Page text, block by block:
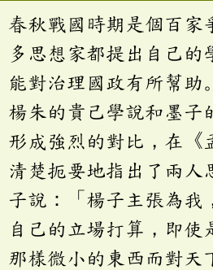
春秋戰國時期是個百家
多思想家都提出自己的
能對治理國政有所幫助
楊朱的貴己學說和墨子
形成強烈的對比，在《
清楚扼要地指出了兩人
子說：「楊子主張為我
自己的立場打算，即使
那樣微小的東西而對天